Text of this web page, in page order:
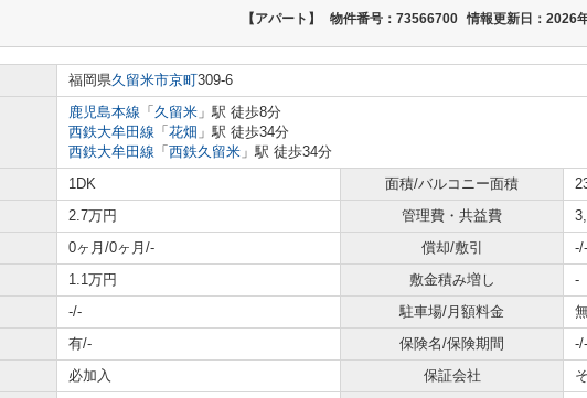
【アパート】 物件番号：73566700 情報更新日：2026
福岡県久留米市京町309-6
鹿児島本線 「 久留米 」駅 徒歩8分
西鉄大牟田線 「 花畑 」駅 徒歩34分
西鉄大牟田線 「 西鉄久留米 」駅 徒歩34分
1DK 面積/バルコニー面積
2.7万円 管理費・共益費
0ヶ月/0ヶ月/- 償却/敷引
-/-
1.1万円 敷金積み増し
-
-/- 駐車場/月額料金
有/- 保険名/保険期間
-/-
必加入 保証会社